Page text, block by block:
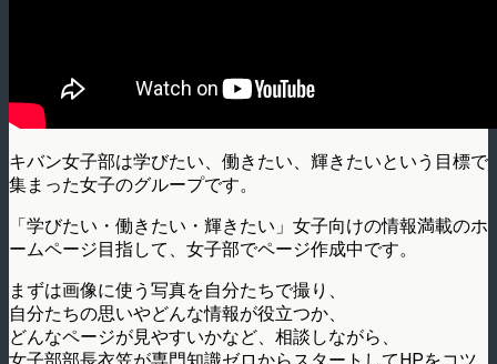
キバン女子部は学びたい、働きたい、輝きたいという目標で
集まった女子のグループです。
「学びたい・働きたい・輝きたい」女子向けの情報満載のホ
ームページ目指して、女子部でページ作成中です。
まずは画像に使う写真を自分たちで撮り、
自分たちの思いやどんな情報が役立つか、
どんなページが見やすいかなど、相談しながら、